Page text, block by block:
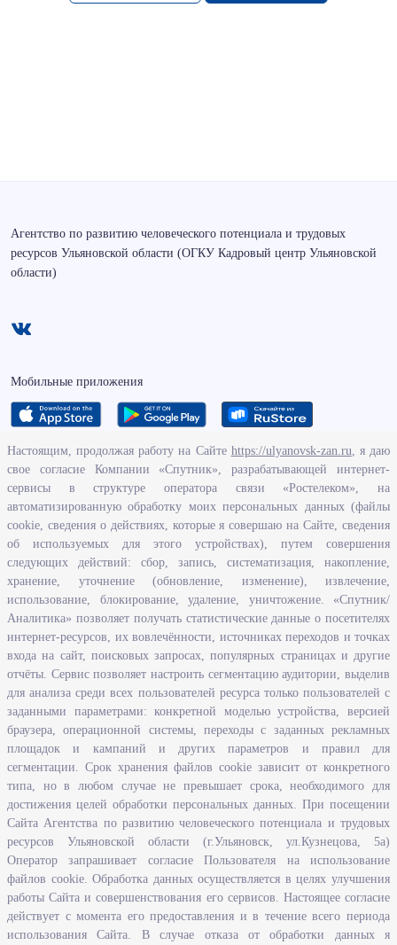
Агентство по развитию человеческого потенциала и трудовых
ресурсов Ульяновской области (ОГКУ Кадровый центр Ульяновской
области)
Мобильные приложения
Исполнение бюджетных средств
Человеческий потенциал
Информационная безопасность
Перечень нормативно - правовых актов, определяющих полномочия,
задачи и функции Агентства по развитию человеческого потенциала
и трудовых ресурсов Ульяновской области
Развитие правовой грамотности и правосознания граждан в
Ульяновской области
Информация
Законодательство
Льготы организациям и индивидуальным предпринимателям
Иностранная рабочая сила
Информация об отдельных видах деятельности
Подпрограмма «Оказание содействия добровольному переселению в
Ульяновскую область соотечественников, проживающих за рубежом»
Рейтинг востребованных профессий
Открытые данные
Настоящим, продолжая работу на Сайте https://ulyanovsk-zan.ru, я даю
свое согласие Компании «Спутник», разрабатывающей интернет-
сервисы в структуре оператора связи «Ростелеком», на
автоматизированную обработку моих персональных данных (файлы
cookie, сведения о действиях, которые я совершаю на Сайте, сведения
об используемых для этого устройствах), путем совершения
следующих действий: сбор, запись, систематизация, накопление,
хранение, уточнение (обновление, изменение), извлечение,
использование, блокирование, удаление, уничтожение. «Спутник/
Аналитика» позволяет получать статистические данные о посетителях
интернет-ресурсов, их вовлечённости, источниках переходов и точках
входа на сайт, поисковых запросах, популярных страницах и другие
отчёты. Сервис позволяет настроить сегментацию аудитории, выделив
для анализа среди всех пользователей ресурса только пользователей с
заданными параметрами: конкретной моделью устройства, версией
браузера, операционной системы, переходы с заданных рекламных
площадок и кампаний и других параметров и правил для
сегментации. Срок хранения файлов cookie зависит от конкретного
типа, но в любом случае не превышает срока, необходимого для
достижения целей обработки персональных данных. При посещении
Сайта Агентства по развитию человеческого потенциала и трудовых
ресурсов Ульяновской области (г.Ульяновск, ул.Кузнецова, 5а)
Оператор запрашивает согласие Пользователя на использование
файлов cookie. Обработка данных осуществляется в целях улучшения
работы Сайта и совершенствования его сервисов. Настоящее согласие
действует с момента его предоставления и в течение всего периода
использования Сайта. В случае отказа от обработки данных я